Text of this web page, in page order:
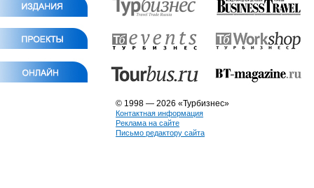
© 1998 — 2026 «Турбизнес»
Контактная информация
Реклама на сайте
Письмо редактору сайта